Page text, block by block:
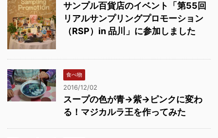
サンプル百貨店のイベント「第55回
リアルサンプリングプロモーション
（RSP）in 品川」に参加しました
食べ物
2016/12/02
スープの色が青→紫→ピンクに変わ
る！マジカルラ王を作ってみた